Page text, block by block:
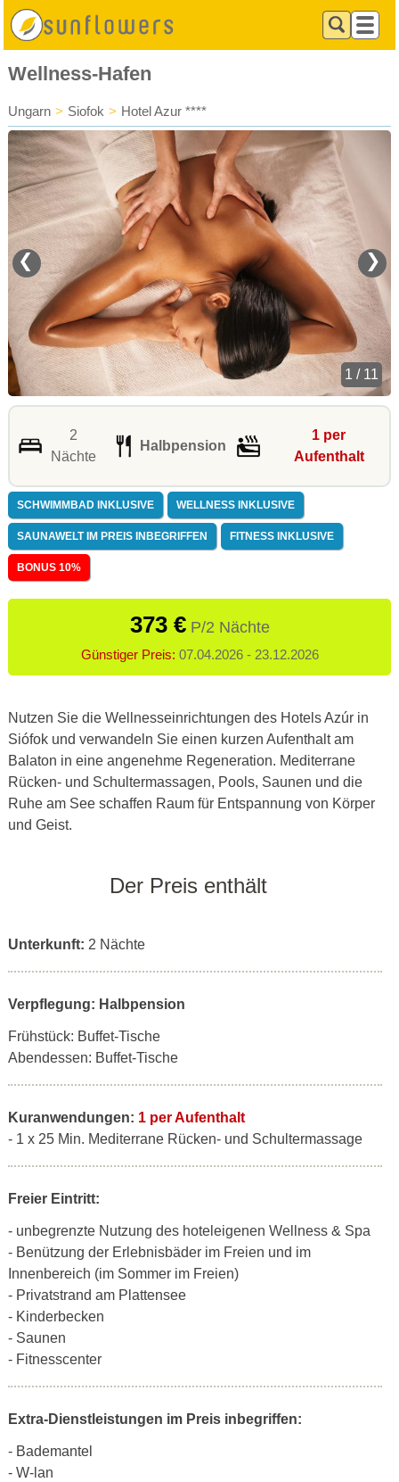
Wellness-Hafen
Ungarn > Siofok > Hotel Azur ****
❮ ❯
1 / 11
2
Nächte
Halbpension
1 per
Aufenthalt
SCHWIMMBAD INKLUSIVE WELLNESS INKLUSIVE
SAUNAWELT IM PREIS INBEGRIFFEN FITNESS INKLUSIVE
BONUS 10%
373 €P/2 Nächte
Günstiger Preis: 07.04.2026 - 23.12.2026
Nutzen Sie die Wellnesseinrichtungen des Hotels Azúr in
Siófok und verwandeln Sie einen kurzen Aufenthalt am
Balaton in eine angenehme Regeneration. Mediterrane
Rücken- und Schultermassagen, Pools, Saunen und die
Ruhe am See schaffen Raum für Entspannung von Körper
und Geist.
Der Preis enthält
Unterkunft: 2 Nächte
Verpflegung: Halbpension
Frühstück: Buffet-Tische
Abendessen: Buffet-Tische
Kuranwendungen: 1 per Aufenthalt
- 1 x 25 Min. Mediterrane Rücken- und Schultermassage
Freier Eintritt:
- unbegrenzte Nutzung des hoteleigenen Wellness & Spa
- Benützung der Erlebnisbäder im Freien und im
Innenbereich (im Sommer im Freien)
- Privatstrand am Plattensee
- Kinderbecken
- Saunen
- Fitnesscenter
Extra-Dienstleistungen im Preis inbegriffen:
- Bademantel
- W-lan